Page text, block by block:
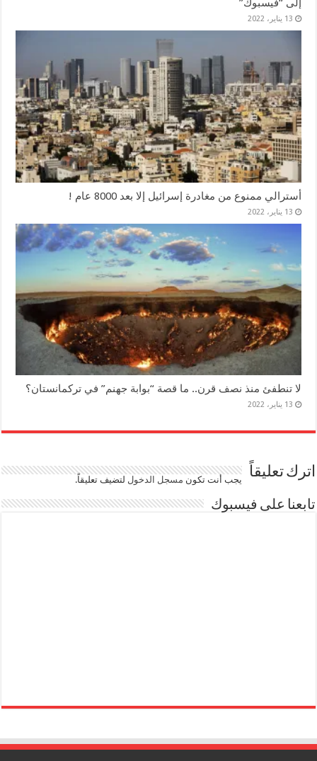
إلى “فيسبوك”
13 يناير، 2022
أسترالي ممنوع من مغادرة إسرائيل إلا بعد 8000 عام !
13 يناير، 2022
لا تنطفئ منذ نصف قرن.. ما قصة “بوابة جهنم” في تركمانستان؟
13 يناير، 2022
اترك تعليقاً يجب أنت تكون مسجل الدخوللتضيف تعليقاً.
تابعنا على فيسبوك